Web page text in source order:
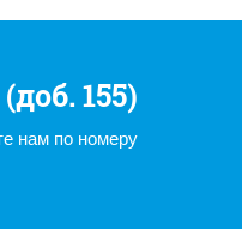
155)
нам по номеру